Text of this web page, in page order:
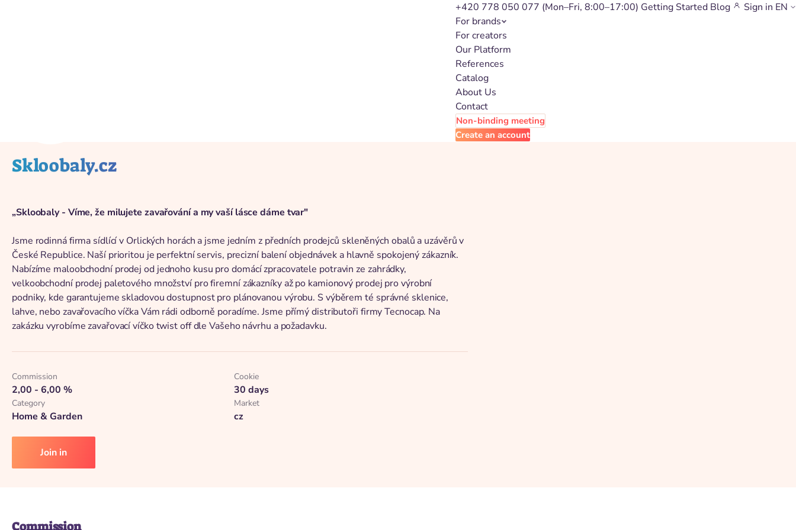
+420 778 050 077 (Mon–Fri, 8:00–17:00) Getting Started Blog Sign in EN
For brands
For creators
Our Platform
References
Catalog
About Us
Contact
Non-binding meeting
Create an account
Skloobaly.cz
„Skloobaly - Víme, že milujete zavařování a my vaší lásce dáme tvar"
Jsme rodinná firma sídlící v Orlických horách a jsme jedním z předních prodejců skleněných obalů a uzávěrů v
České Republice. Naší prioritou je perfektní servis, precizní balení objednávek a hlavně spokojený zákazník.
Nabízíme maloobchodní prodej od jednoho kusu pro domácí zpracovatele potravin ze zahrádky,
velkoobchodní prodej paletového množství pro firemní zákazníky až po kamionový prodej pro výrobní
podniky, kde garantujeme skladovou dostupnost pro plánovanou výrobu. S výběrem té správné sklenice,
lahve, nebo zavařovacího víčka Vám rádi odborně poradíme. Jsme přímý distributoři firmy Tecnocap. Na
zakázku vyrobíme zavařovací víčko twist off dle Vašeho návrhu a požadavku.
Commission
2,00 - 6,00 %
Cookie
30 days
Category
Home & Garden
Market
cz
Join in
Commission